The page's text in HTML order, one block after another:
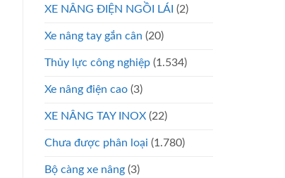
XE NÂNG ĐIỆN NGỒI LÁI (2)
Xe nâng tay gắn cân (20)
Thủy lực công nghiệp (1.534)
Xe nâng điện cao (3)
XE NÂNG TAY INOX (22)
Chưa được phân loại (1.780)
Bộ càng xe nâng (3)